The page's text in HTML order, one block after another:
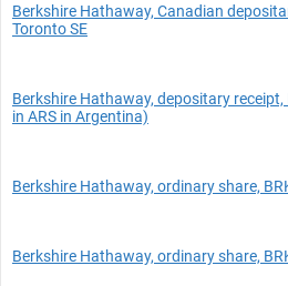
Berkshire Hathaway, Canadian
Toronto SE
Berkshire Hathaway, depositary receipt,
in ARS in Argentina)
Berkshire Hathaway, ordinary share,
Berkshire Hathaway, ordinary share,